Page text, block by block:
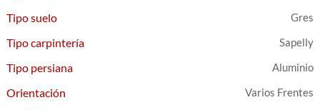
Tipo suelo Gres
Tipo carpintería Sapelly
Tipo persiana Aluminio
Orientación Varios Frentes